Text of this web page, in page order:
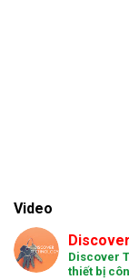
Video
Discover
thiết bị